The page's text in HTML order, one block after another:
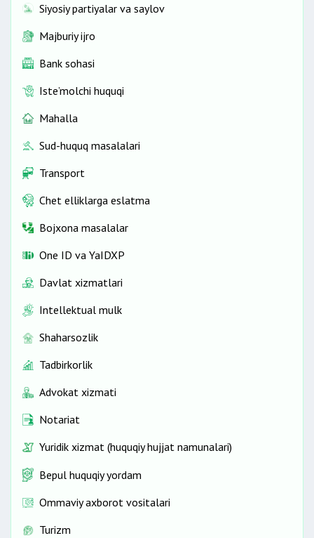
Siyosiy partiyalar va saylov
Majburiy ijro
Bank sohasi
Iste’molchi huquqi
Mahalla
Sud-huquq masalalari
Transport
Chet elliklarga eslatma
Bojxona masalalar
One ID vа YaIDXP
Davlat xizmatlari
Intellektual mulk
Shaharsozlik
Tadbirkorlik
Advokat xizmati
Notariat
Yuridik xizmat (huquqiy hujjat namunalari)
Bepul huquqiy yordam
Ommaviy axborot vositalari
Turizm